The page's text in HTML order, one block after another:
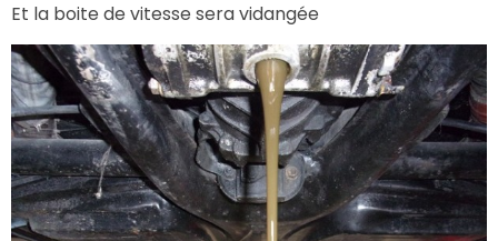
Et la boite de vitesse sera vidangée